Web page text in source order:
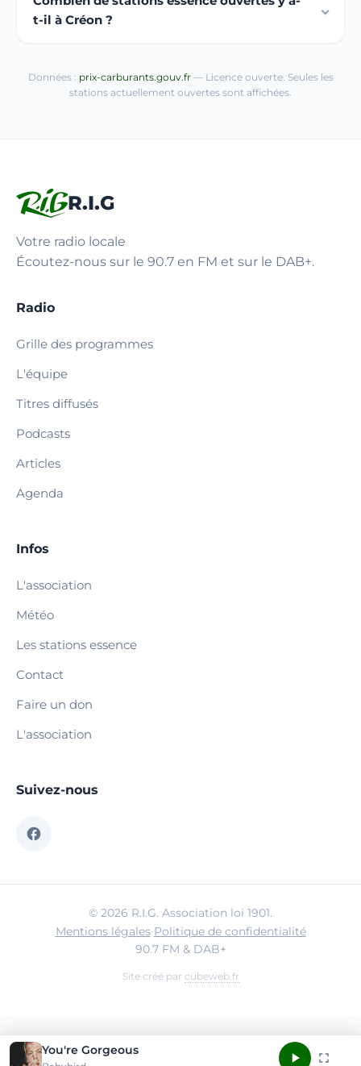
t-il à Créon ?
Données : prix-carburants.gouv.fr— Licence ouverte. Seules les
stations actuellement ouvertes sont affichées.
R.I.G
Votre radio locale
Écoutez-nous sur le 90.7 en FM et sur le DAB+.
Radio
Grille des programmes
L'équipe
Titres diffusés
Podcasts
Articles
Agenda
Infos
L'association
Météo
Les stations essence
Contact
Faire un don
L'association
Suivez-nous
© 2026 R.I.G. Association loi 1901.
Mentions légales·Politique de confidentialité
90.7 FM & DAB+
Site créé par cubeweb.fr
You're Gorgeous